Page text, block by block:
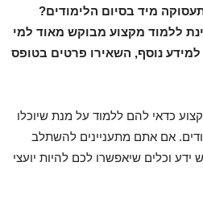
מיד בסיום הלימודים?
ללמוד מקצוע מבוקש מאוד למי
נוסף, השאירו פרטים בטופס
כדאי להם ללמוד על מנת שיוכלו
אם אתם מתעניינים להשתלב
ידע וכלים שיאפשרו לכם להיות יועצי